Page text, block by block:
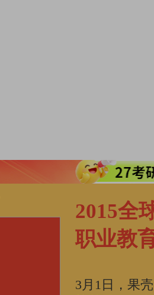
2015全
职业教
3月1日，果